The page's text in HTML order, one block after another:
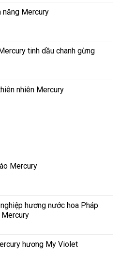
Mercury
tinh dầu chanh gừng
nhiên Mercury
Mercury
hương nước hoa Pháp
hương My Violet